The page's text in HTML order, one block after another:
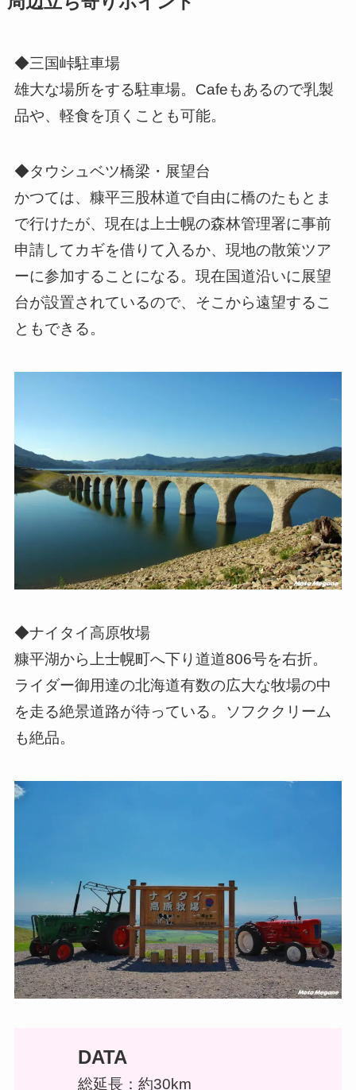
◆三国峠駐車場
雄大な場所をする駐車場。Cafeもあるので乳製
品や、軽食を頂くことも可能。
◆タウシュベツ橋梁・展望台
かつては、糠平三股林道で自由に橋のたもとま
で行けたが、現在は上士幌の森林管理署に事前
申請してカギを借りて入るか、現地の散策ツア
ーに参加することになる。現在国道沿いに展望
台が設置されているので、そこから遠望するこ
ともできる。
◆ナイタイ高原牧場
糠平湖から上士幌町へ下り道道806号を右折。
ライダー御用達の北海道有数の広大な牧場の中
を走る絶景道路が待っている。ソフククリーム
も絶品。
DATA
総延長：約30km